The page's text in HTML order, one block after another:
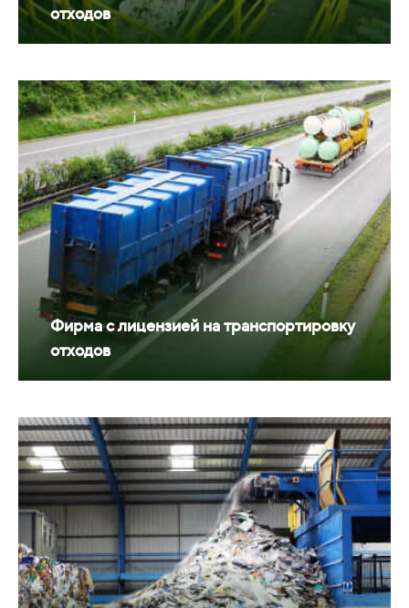
отходов
Фирма с лицензией на транспортировку
отходов